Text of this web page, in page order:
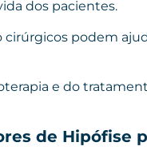
dos pacientes.
podem
e do
de Hipófise